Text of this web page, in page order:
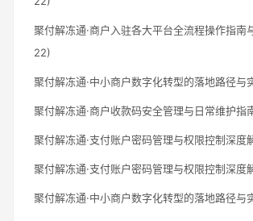
聚付解冻通·商户入驻各大平台全流程操作指南
22)
聚付解冻通·中小商户数字化转型的落地路径
聚付解冻通·商户收款码安全管理与日常维护
聚付解冻通·支付账户密码管理与权限控制深
聚付解冻通·支付账户密码管理与权限控制深
聚付解冻通·中小商户数字化转型的落地路径